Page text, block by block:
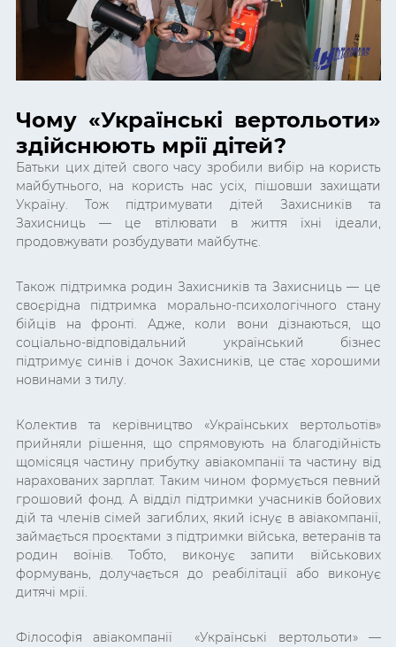
Чому «Українські вертольоти»
здійснюють мрії дітей?
Батьки цих дітей свого часу зробили вибір на користь
майбутнього, на користь нас усіх, пішовши захищати
Україну. Тож підтримувати дітей Захисників та
Захисниць — це втілювати в життя їхні ідеали,
продовжувати розбудувати майбутнє.
Також підтримка родин Захисників та Захисниць — це
своєрідна підтримка морально-психологічного стану
бійців на фронті. Адже, коли вони дізнаються, що
соціально-відповідальний український бізнес
підтримує синів і дочок Захисників, це стає хорошими
новинами з тилу.
Колектив та керівництво «Українських вертольотів»
прийняли рішення, що спрямовують на благодійність
щомісяця частину прибутку авіакомпанії та частину від
нарахованих зарплат. Таким чином формується певний
грошовий фонд. А відділ підтримки учасників бойових
дій та членів сімей загиблих, який існує в авіакомпанії,
займається проєктами з підтримки війська, ветеранів та
родин воїнів. Тобто, виконує запити військових
формувань, долучається до реабілітації або виконує
дитячі мрії.
Філософія авіакомпанії «Українські вертольоти» —